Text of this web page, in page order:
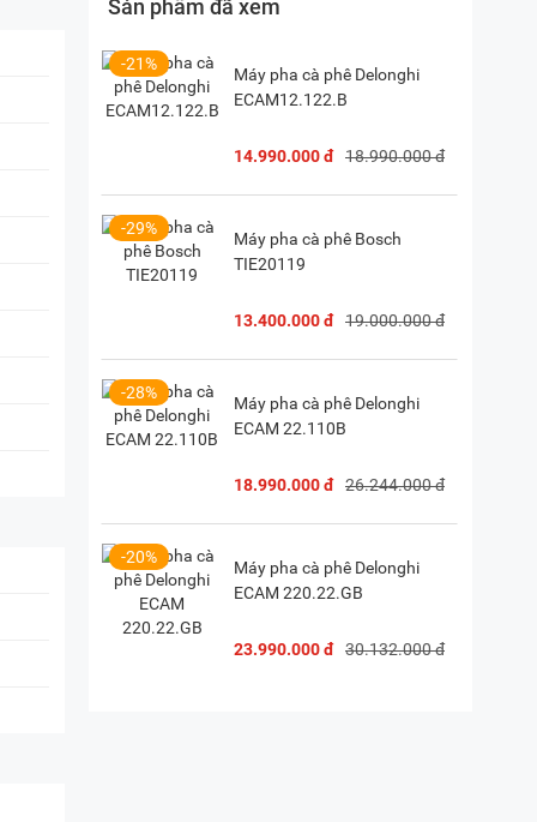
Chỉ đường)
Chỉ đường)
Vườn Lài, TP. HCM( Chỉ đường)
Sản phẩm đã xem
-21%
Máy pha cà phê Delonghi
ECAM12.122.B
14.990.000 đ 18.990.000 đ
-29%
Máy pha cà phê Bosch
TIE20119
13.400.000 đ 19.000.000 đ
-28%
Máy pha cà phê Delonghi
ECAM 22.110B
18.990.000 đ 26.244.000 đ
-20%
Máy pha cà phê Delonghi
ECAM 220.22.GB
23.990.000 đ 30.132.000 đ